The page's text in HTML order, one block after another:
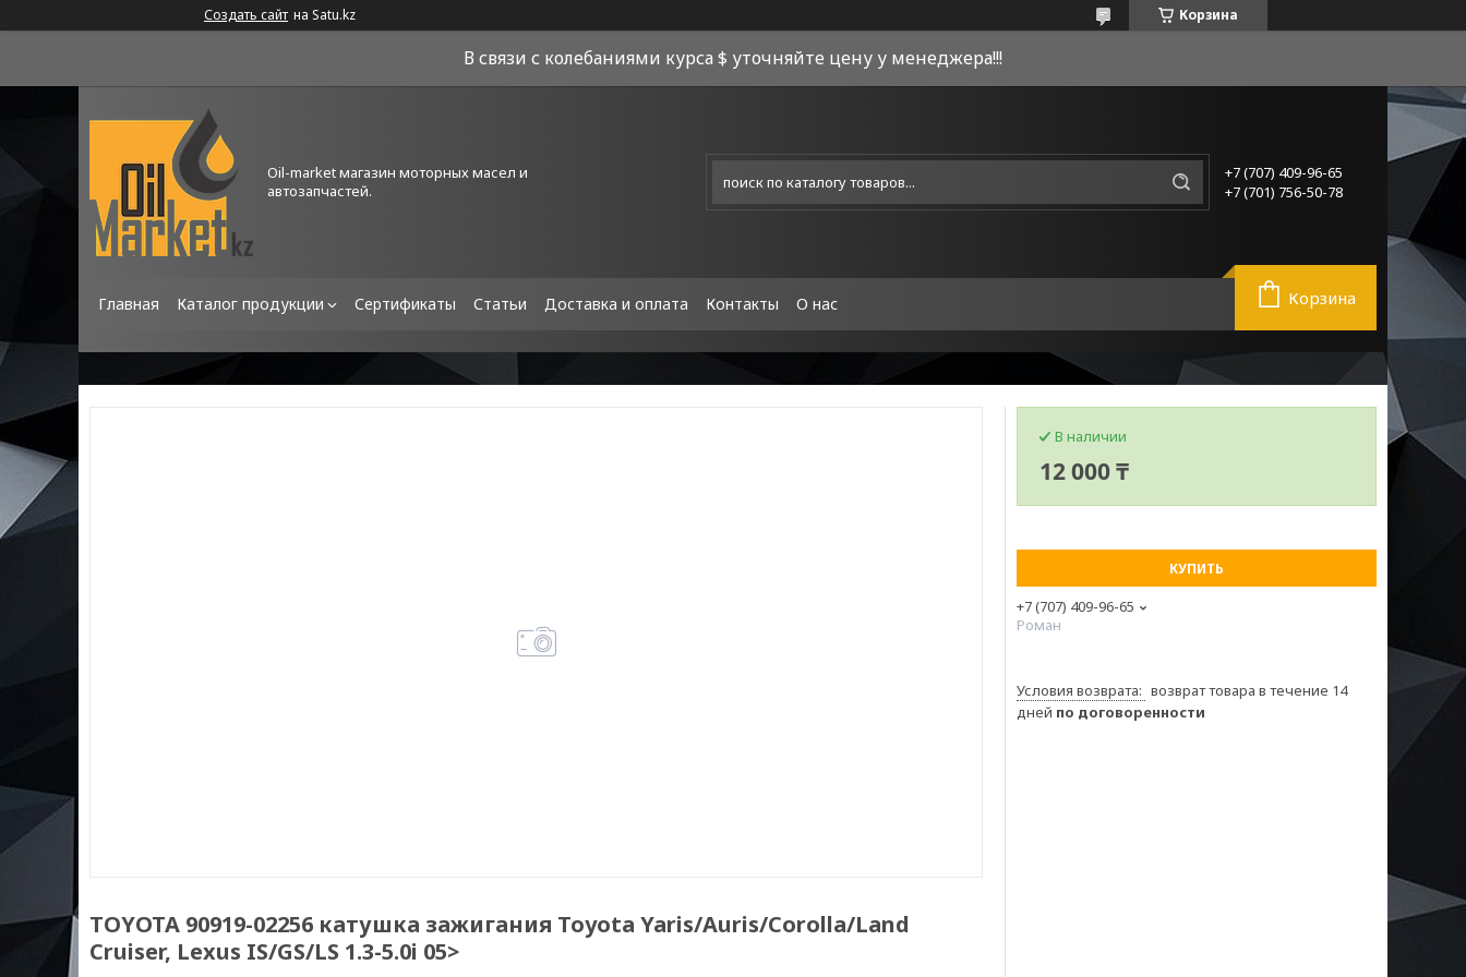
Создать сайт на Satu.kz Корзина
В связи с колебаниями курса $ уточняйте цену у менеджера!!!
Oil-market магазин моторных масел и
автозапчастей.
+7 (707) 409-96-65
+7 (701) 756-50-78
Главная Каталог продукции Сертификаты Статьи Доставка и оплата Контакты О нас Корзина
TOYOTA 90919-02256 катушка зажигания Toyota Yaris/Auris/Corolla/Land
Cruiser, Lexus IS/GS/LS 1.3-5.0i 05>
В наличии
12 000 ₸
КУПИТЬ
+7 (707) 409-96-65
Роман
возврат товара в течение 14
дней по договоренности